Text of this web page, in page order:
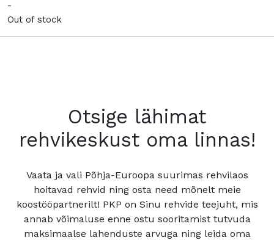
-
Out of stock
Otsige lähimat
rehvikeskust oma linnas!
Vaata ja vali Põhja-Euroopa suurimas rehvilaos
hoitavad rehvid ning osta need mõnelt meie
koostööpartnerilt! PKP on Sinu rehvide teejuht, mis
annab võimaluse enne ostu sooritamist tutvuda
maksimaalse lahenduste arvuga ning leida oma